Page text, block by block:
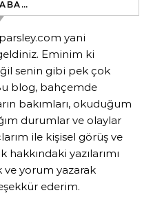
yani
Eminim ki
senin gibi pek çok
blog, bahçemde
bakımları, okuduğum
durumlar ve olaylar
ile kişisel görüş ve
yazılarımı
ve yorum yazarak
ederim.